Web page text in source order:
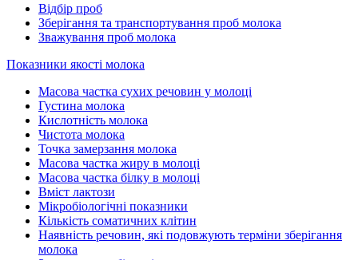
Відбір проб
Зберігання та транспортування проб молока
Зважування проб молока
Показники якості молока
Масова частка сухих речовин у молоці
Густина молока
Кислотність молока
Чистота молока
Точка замерзання молока
Масова частка жиру в молоці
Масова частка білку в молоці
Вміст лактози
Мікробіологічні показники
Кількість соматичних клітин
Наявність речовин, які подовжують терміни зберігання
молока